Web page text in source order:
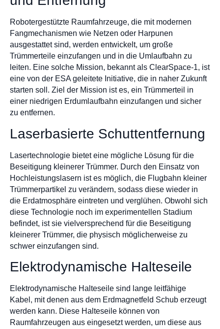
Robotergestützte Raumfahrzeuge, die mit modernen
Fangmechanismen wie Netzen oder Harpunen
ausgestattet sind, werden entwickelt, um große
Trümmerteile einzufangen und in die Umlaufbahn zu
leiten. Eine solche Mission, bekannt als ClearSpace-1, ist
eine von der ESA geleitete Initiative, die in naher Zukunft
starten soll. Ziel der Mission ist es, ein Trümmerteil in
einer niedrigen Erdumlaufbahn einzufangen und sicher
zu entfernen.
Laserbasierte Schuttentfernung
Lasertechnologie bietet eine mögliche Lösung für die
Beseitigung kleinerer Trümmer. Durch den Einsatz von
Hochleistungslasern ist es möglich, die Flugbahn kleiner
Trümmerpartikel zu verändern, sodass diese wieder in
die Erdatmosphäre eintreten und verglühen. Obwohl sich
diese Technologie noch im experimentellen Stadium
befindet, ist sie vielversprechend für die Beseitigung
kleinerer Trümmer, die physisch möglicherweise zu
schwer einzufangen sind.
Elektrodynamische Halteseile
Elektrodynamische Halteseile sind lange leitfähige
Kabel, mit denen aus dem Erdmagnetfeld Schub erzeugt
werden kann. Diese Halteseile können von
Raumfahrzeugen aus eingesetzt werden, um diese aus